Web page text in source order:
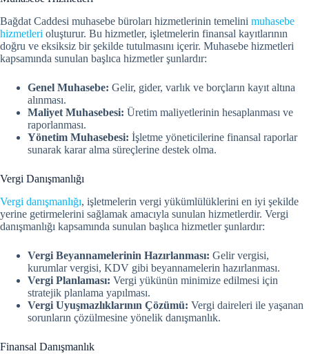
Bağdat Caddesi muhasebe büroları hizmetlerinin temelini muhasebe
hizmetleri oluşturur. Bu hizmetler, işletmelerin finansal kayıtlarının
doğru ve eksiksiz bir şekilde tutulmasını içerir. Muhasebe hizmetleri
kapsamında sunulan başlıca hizmetler şunlardır:
Genel Muhasebe: Gelir, gider, varlık ve borçların kayıt altına
alınması.
Maliyet Muhasebesi: Üretim maliyetlerinin hesaplanması ve
raporlanması.
Yönetim Muhasebesi: İşletme yöneticilerine finansal raporlar
sunarak karar alma süreçlerine destek olma.
Vergi Danışmanlığı
Vergi danışmanlığı, işletmelerin vergi yükümlülüklerini en iyi şekilde
yerine getirmelerini sağlamak amacıyla sunulan hizmetlerdir. Vergi
danışmanlığı kapsamında sunulan başlıca hizmetler şunlardır:
Vergi Beyannamelerinin Hazırlanması: Gelir vergisi,
kurumlar vergisi, KDV gibi beyannamelerin hazırlanması.
Vergi Planlaması: Vergi yükünün minimize edilmesi için
stratejik planlama yapılması.
Vergi Uyuşmazlıklarının Çözümü: Vergi daireleri ile yaşanan
sorunların çözülmesine yönelik danışmanlık.
Finansal Danışmanlık